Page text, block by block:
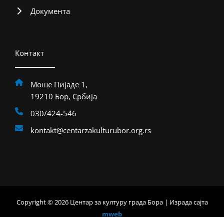
Документа
Контакт
Моше Пијаде 1,
19210 Бор, Србија
030/424-546
kontakt@centarzakulturubor.org.rs
Copyright © 2026 Центар за културу града Бора | Израда сајта
mweb